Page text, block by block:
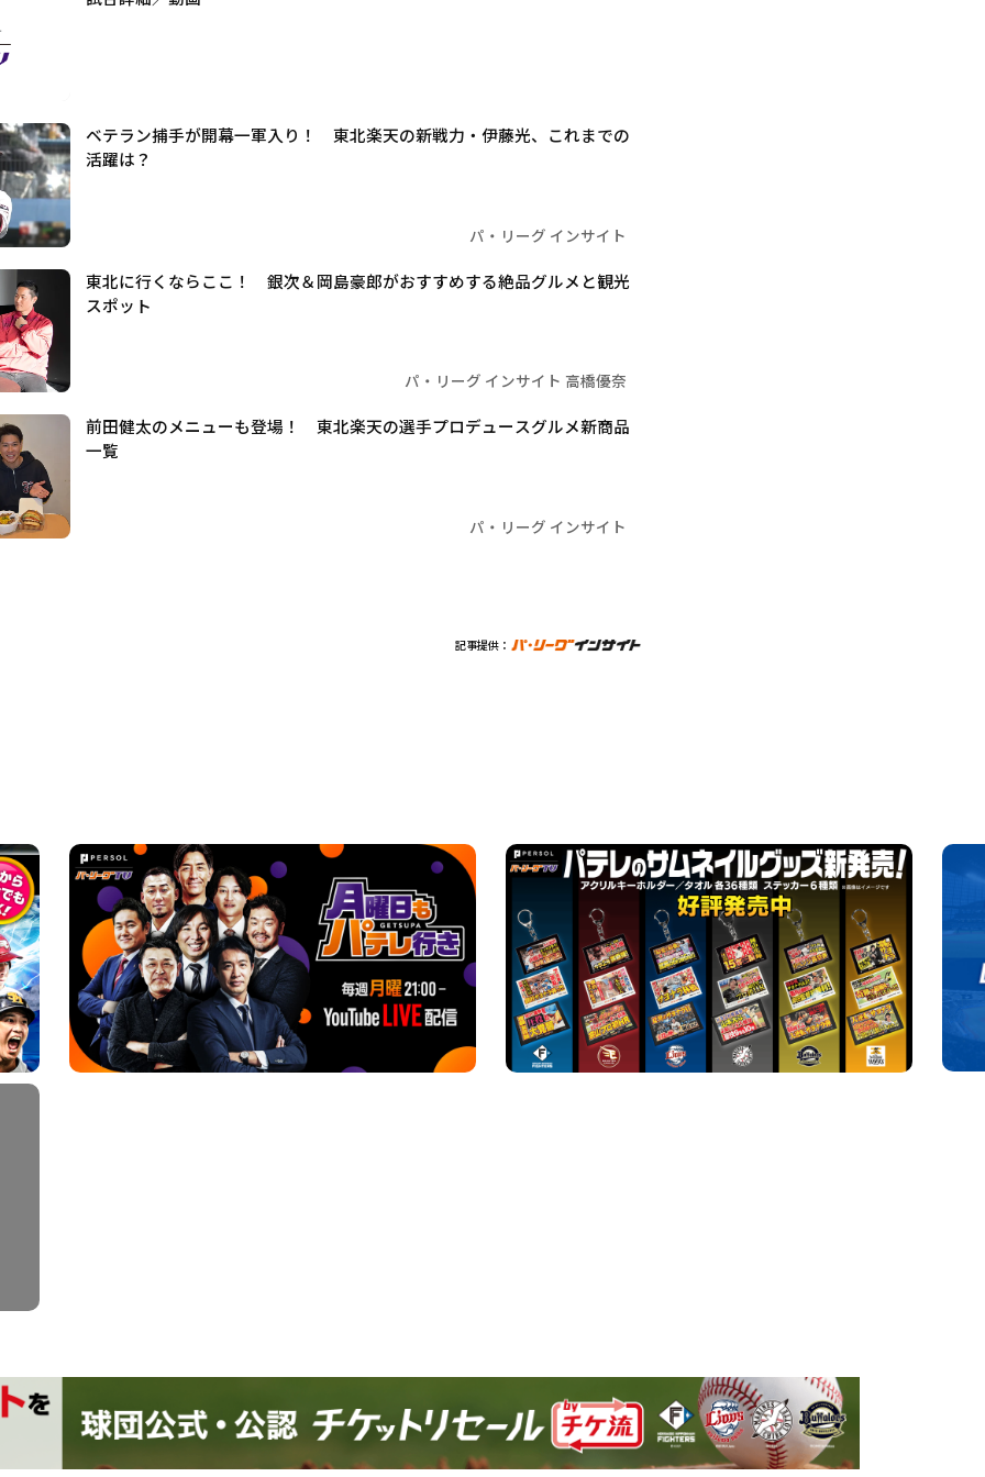
ベテラン捕手が開幕一軍入り！ 東北楽天の新戦力・伊藤光、これまでの
活躍は？
パ・リーグ インサイト
東北に行くならここ！ 銀次＆岡島豪郎がおすすめする絶品グルメと観光
スポット
パ・リーグ インサイト 高橋優奈
前田健太のメニューも登場！ 東北楽天の選手プロデュースグルメ新商品
一覧
パ・リーグ インサイト
記事提供：